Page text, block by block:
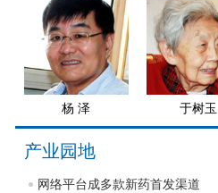
杨 泽 于树玉
产业园地
网络平台成多款新药首发渠道